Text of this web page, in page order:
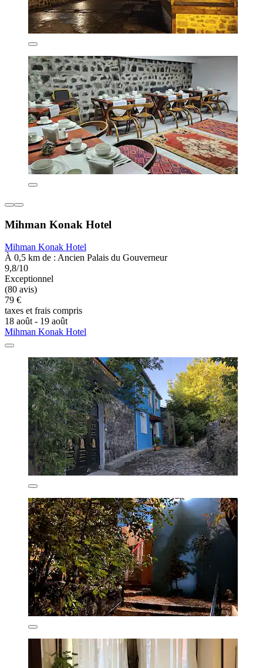
Mihman Konak Hotel
Mihman Konak Hotel
À 0,5 km de : Ancien Palais du Gouverneur
9,8/10
Exceptionnel
(80 avis)
79 €
taxes et frais compris
18 août - 19 août
Mihman Konak Hotel